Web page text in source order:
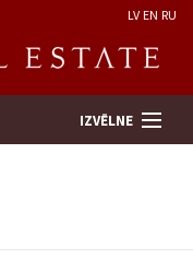
LV EN RU
IZVĒLNE